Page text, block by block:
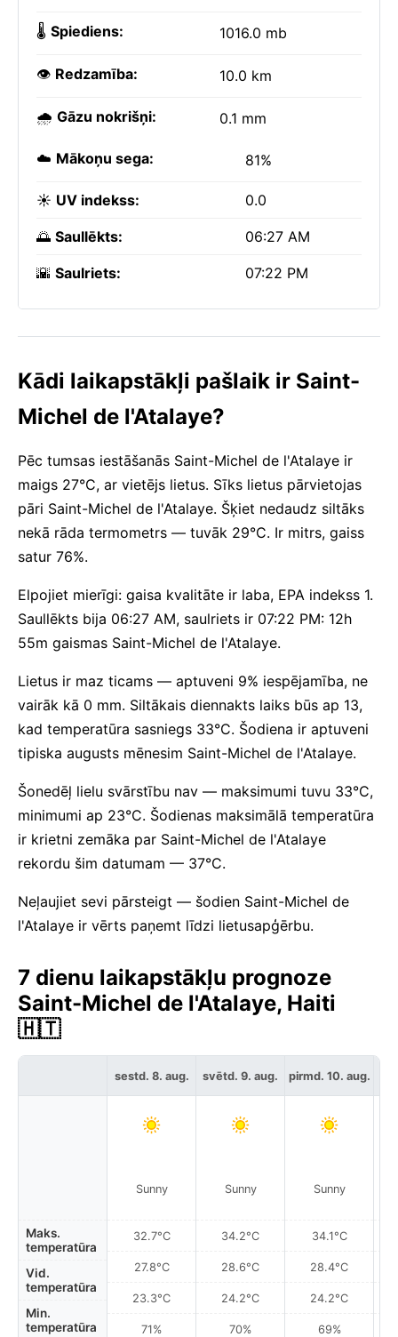
🌡️ Spiediens: 1016.0 mb
👁️ Redzamība: 10.0 km
🌧️ Gāzu nokrišņi: 0.1 mm
☁️ Mākoņu sega: 81%
☀️ UV indekss: 0.0
🌅 Saullēkts: 06:27 AM
🌇 Saulriets: 07:22 PM
Kādi laikapstākļi pašlaik ir Saint-
Michel de l'Atalaye?
Pēc tumsas iestāšanās Saint-Michel de l'Atalaye ir
maigs 27°C, ar vietējs lietus. Sīks lietus pārvietojas
pāri Saint-Michel de l'Atalaye. Šķiet nedaudz siltāks
nekā rāda termometrs — tuvāk 29°C. Ir mitrs, gaiss
satur 76%.
Elpojiet mierīgi: gaisa kvalitāte ir laba, EPA indekss 1.
Saullēkts bija 06:27 AM, saulriets ir 07:22 PM: 12h
55m gaismas Saint-Michel de l'Atalaye.
Lietus ir maz ticams — aptuveni 9% iespējamība, ne
vairāk kā 0 mm. Siltākais diennakts laiks būs ap 13,
kad temperatūra sasniegs 33°C. Šodiena ir aptuveni
tipiska augusts mēnesim Saint-Michel de l'Atalaye.
Šonedēļ lielu svārstību nav — maksimumi tuvu 33°C,
minimumi ap 23°C. Šodienas maksimālā temperatūra
ir krietni zemāka par Saint-Michel de l'Atalaye
rekordu šim datumam — 37°C.
Neļaujiet sevi pārsteigt — šodien Saint-Michel de
l'Atalaye ir vērts paņemt līdzi lietusapģērbu.
7 dienu laikapstākļu prognoze
Saint-Michel de l'Atalaye, Haiti
🇭🇹
Maks.
temperatūra
Vid.
temperatūra
Min.
temperatūra
sestd. 8. aug.
Sunny
32.7°C
27.8°C
23.3°C
71%
svētd. 9. aug.
Sunny
34.2°C
28.6°C
24.2°C
70%
pirmd. 10. aug.
Sunny
34.1°C
28.4°C
24.2°C
69%